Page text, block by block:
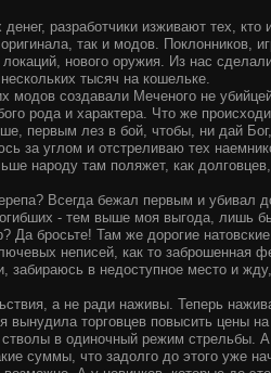
разработчики изживают тех, кто
так и модов. Поклонников,
нового оружия. Из нас
тысяч на кошельке.
модов создавали Меченого не
рода и характера. Что же
первым лез в бой, чтобы, ни дай
за углом и отстреливаю тех
народу там поляжет, как
Всегда бежал первым и убивал
- тем выше моя выгода, лишь
Да бросьте! Там же дорогие
неписей, как то заброшенная
забираюсь в недоступное место и
а не ради наживы. Теперь
вынудила торговцев повысить цены
в одиночный режим стрельбы.
суммы, что задолго до этого уже